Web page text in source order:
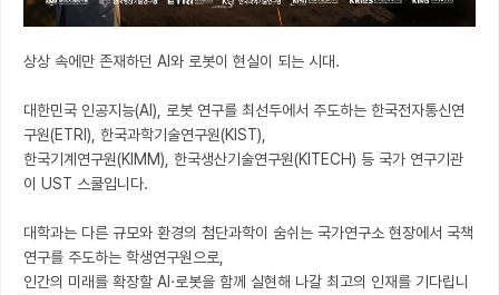
상상 속에만 존재하던 AI와 로봇이 현실이 되는 시대.
대한민국 인공지능(AI), 로봇 연구를 최선두에서 주도하는 한국전자통신연
구원(ETRI), 한국과학기술연구원(KIST),
한국기계연구원(KIMM), 한국생산기술연구원(KITECH) 등 국가 연구기관
이 UST 스쿨입니다.
대학과는 다른 규모와 환경의 첨단과학이 숨쉬는 국가연구소 현장에서 국책
연구를 주도하는 학생연구원으로,
인간의 미래를 확장할 AI·로봇을 함께 실현해 나갈 최고의 인재를 기다립니